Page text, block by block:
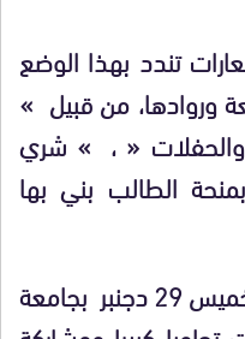
تندد بهذا الوضع
وروادها، من قبيل »
والحفلات « ، » شري
الطالب بني بها
المسيرة انطلقت عصر يوم الخميس 29 دجنبر بجامعة